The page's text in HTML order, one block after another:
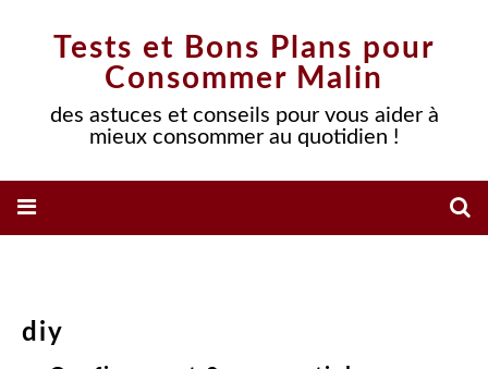
Tests et Bons Plans pour
Consommer Malin
des astuces et conseils pour vous aider à
mieux consommer au quotidien !
diy